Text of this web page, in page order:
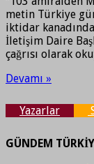
metin Türkiye
iktidar
İletişim Daire
çağrısı olarak
Devamı »
Yazarlar
GÜNDEM